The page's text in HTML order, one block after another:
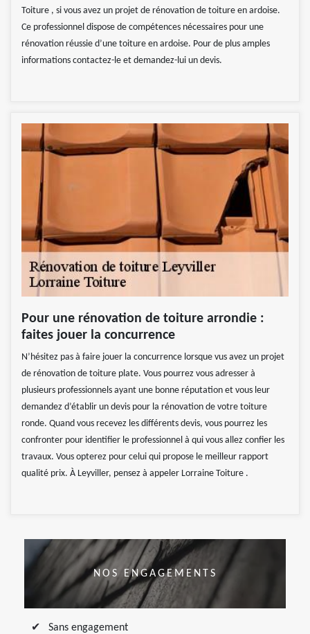
Toiture , si vous avez un projet de rénovation de toiture en ardoise.
Ce professionnel dispose de compétences nécessaires pour une
rénovation réussie d’une toiture en ardoise. Pour de plus amples
informations contactez-le et demandez-lui un devis.
Pour une rénovation de toiture arrondie :
faites jouer la concurrence
N’hésitez pas à faire jouer la concurrence lorsque vus avez un projet
de rénovation de toiture plate. Vous pourrez vous adresser à
plusieurs professionnels ayant une bonne réputation et vous leur
demandez d’établir un devis pour la rénovation de votre toiture
ronde. Quand vous recevez les différents devis, vous pourrez les
confronter pour identifier le professionnel à qui vous allez confier les
travaux. Vous opterez pour celui qui propose le meilleur rapport
qualité prix. À Leyviller, pensez à appeler Lorraine Toiture .
NOS ENGAGEMENTS
Sans engagement